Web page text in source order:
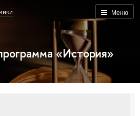
Меню
«История»